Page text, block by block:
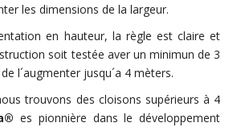
les dimensions de la largeur.
en hauteur, la règle est claire et
soit testée aver un minimun de 3
l´augmenter jusqu´a 4 mèters.
trouvons des cloisons supérieurs à 4
es pionnière dans le développement